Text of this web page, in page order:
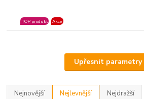
TOP produkt Akce
Upřesnit parametry
Nejnovější Nejlevnější Nejdražší